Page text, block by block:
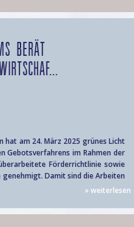
BERÄT
hat am 24. März 2025 grünes Licht
Gebotsverfahrens im Rahmen der
Förderrichtlinie sowie
Damit sind die Arbeiten
» weiterlesen